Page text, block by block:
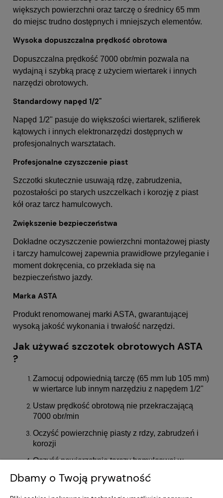
większych powierzchni oraz tarczę o średnicy 65 mm
do miejsc trudno dostępnych i mniejszych elementów.
Wysoka dopuszczalna prędkość obrotowa
Dopuszczalna prędkość 7000 obr/min pozwala na
wydajną i szybką pracę z użyciem wiertarek i innych
narzędzi obrotowych.
Standardowy napęd 1/2"
Napęd 1/2" pasuje do większości wiertarek, szlifierek
kątowych i innych elektronarzędzi dostępnych w
profesjonalnych warsztatach.
Profesjonalne czyszczenie piast
Szczotki skutecznie usuwają rdzę, zabrudzenia,
pozostałości po starych uszczelkach i korozję z piast
kół oraz tarcz hamulcowych.
Zwiększenie bezpieczeństwa
Dokładne oczyszczenie powierzchni montażowej piasty
i tarczy hamulcowej zapewnia prawidłowe przyleganie i
moment dokręcenia, co przekłada się na
bezpieczeństwo jazdy.
Marka ASTA
Produkt renomowanej marki ASTA, gwarantującej
wysoką jakość wykonania i trwałość narzędzi.
Jak używać szczotek obrotowych ASTA
?
Zamocuj odpowiednią tarczę (65 mm lub 105 mm)
w wiertarce lub innym narzędziu z napędem 1/2"
Ustaw prędkość obrotową nie przekraczającą
7000 obr/min
Oczyść powierzchnię piasty z rdzy, zabrudzeń i
korozji
Oczyść powierzchnię tarczy hamulcowej w
Dbamy o Twoją prywatność